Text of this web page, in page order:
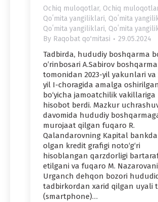
Ochiq muloqotlar, Ochiq
Qoʻmita yangiliklari, Qoʻmita
Qoʻmita yangiliklari, Qoʻmita
By Raqobat qo'mitasi 29.05.2024
Tadbirda, hududiy boshqarma
o’rinbosari A.Sabirov boshqarma
tomonidan 2023-yil yakunlari va
yil I-choragida amalga
bo‘yicha jamoatchilik vakillariga
hisobot berdi. Mazkur
davomida hududiy
murojaat qilgan fuqaro R.
Qalandarovning Kapital
olgan kredit grafigi noto‘g‘ri
hisoblangan qarzdorligi
etilgani va fuqaro M.
Urganch dehqon bozori
tadbirkordan xarid qilgan uyali
(smartphone)…